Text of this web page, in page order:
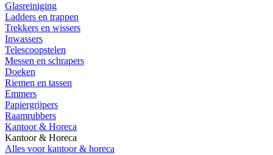
Glasreiniging
Ladders en trappen
Trekkers en wissers
Inwassers
Telescoopstelen
Messen en schrapers
Doeken
Riemen en tassen
Emmers
Papiergrijpers
Raamrubbers
Kantoor & Horeca
Kantoor & Horeca
Alles voor kantoor & horeca